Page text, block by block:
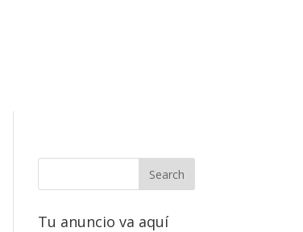
Tu anuncio va aquí